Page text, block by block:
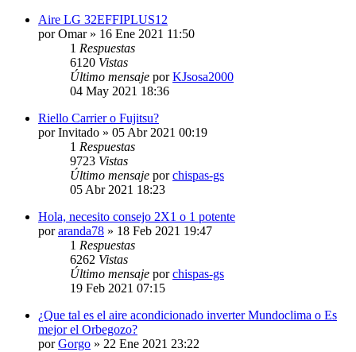
Aire LG 32EFFIPLUS12
porOmar» 16 Ene 2021 11:50
1 Respuestas
6120 Vistas
Último mensaje porKJsosa2000
04 May 2021 18:36
Riello Carrier o Fujitsu?
porInvitado » 05 Abr 2021 00:19
1 Respuestas
9723 Vistas
Último mensaje porchispas-gs
05 Abr 2021 18:23
Hola, necesito consejo 2X1 o 1 potente
poraranda78 » 18 Feb 2021 19:47
1 Respuestas
6262 Vistas
Último mensaje porchispas-gs
19 Feb 2021 07:15
¿Que tal es el aire acondicionado inverter Mundoclima o Es
mejor el Orbegozo?
porGorgo » 22 Ene 2021 23:22